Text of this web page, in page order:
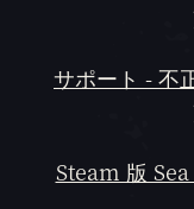
サポート - 不
Steam 版